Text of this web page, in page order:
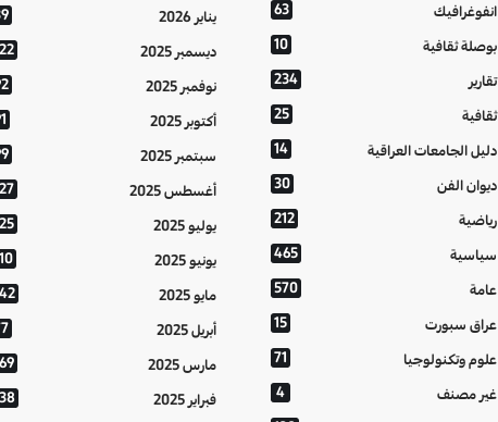
انفوغرافيك 63
بوصلة ثقافية 10
تقارير 234
ثقافية 25
دليل الجامعات العراقية 14
ديوان الفن 30
رياضية 212
سياسية 465
عامة 570
عراق سبورت 15
علوم وتكنولوجيا 71
غير مصنف 4
يناير 2026
ديسمبر 2025
نوفمبر 2025
أكتوبر 2025
سبتمبر 2025
أغسطس 2025
يوليو 2025
يونيو 2025
مايو 2025
أبريل 2025
مارس 2025
فبراير 2025